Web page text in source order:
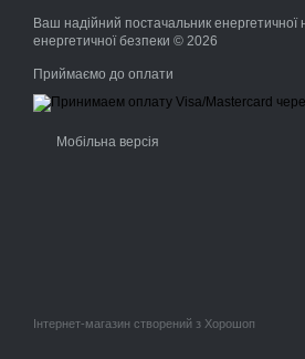
Ваш надійний постачальник енергетичної
енергетичної безпеки © 2026
Приймаємо до оплати
Мобільна версія
Інтернет-магазин створений з Хорошоп